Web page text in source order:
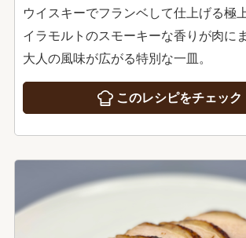
ウイスキーでフランベして仕上げる極
イラモルトのスモーキーな香りが肉に
大人の風味が広がる特別な一皿。
このレシピをチェック